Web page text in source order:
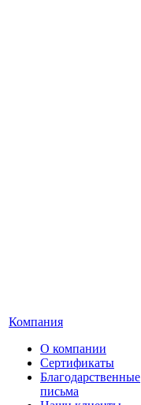
Компания
О компании
Сертификаты
Благодарственные
письма